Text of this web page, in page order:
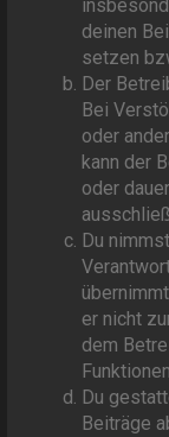
deinen
setzen
Der
Bei
oder
kann der
oder
Du
er nicht
dem
Du
Beiträge